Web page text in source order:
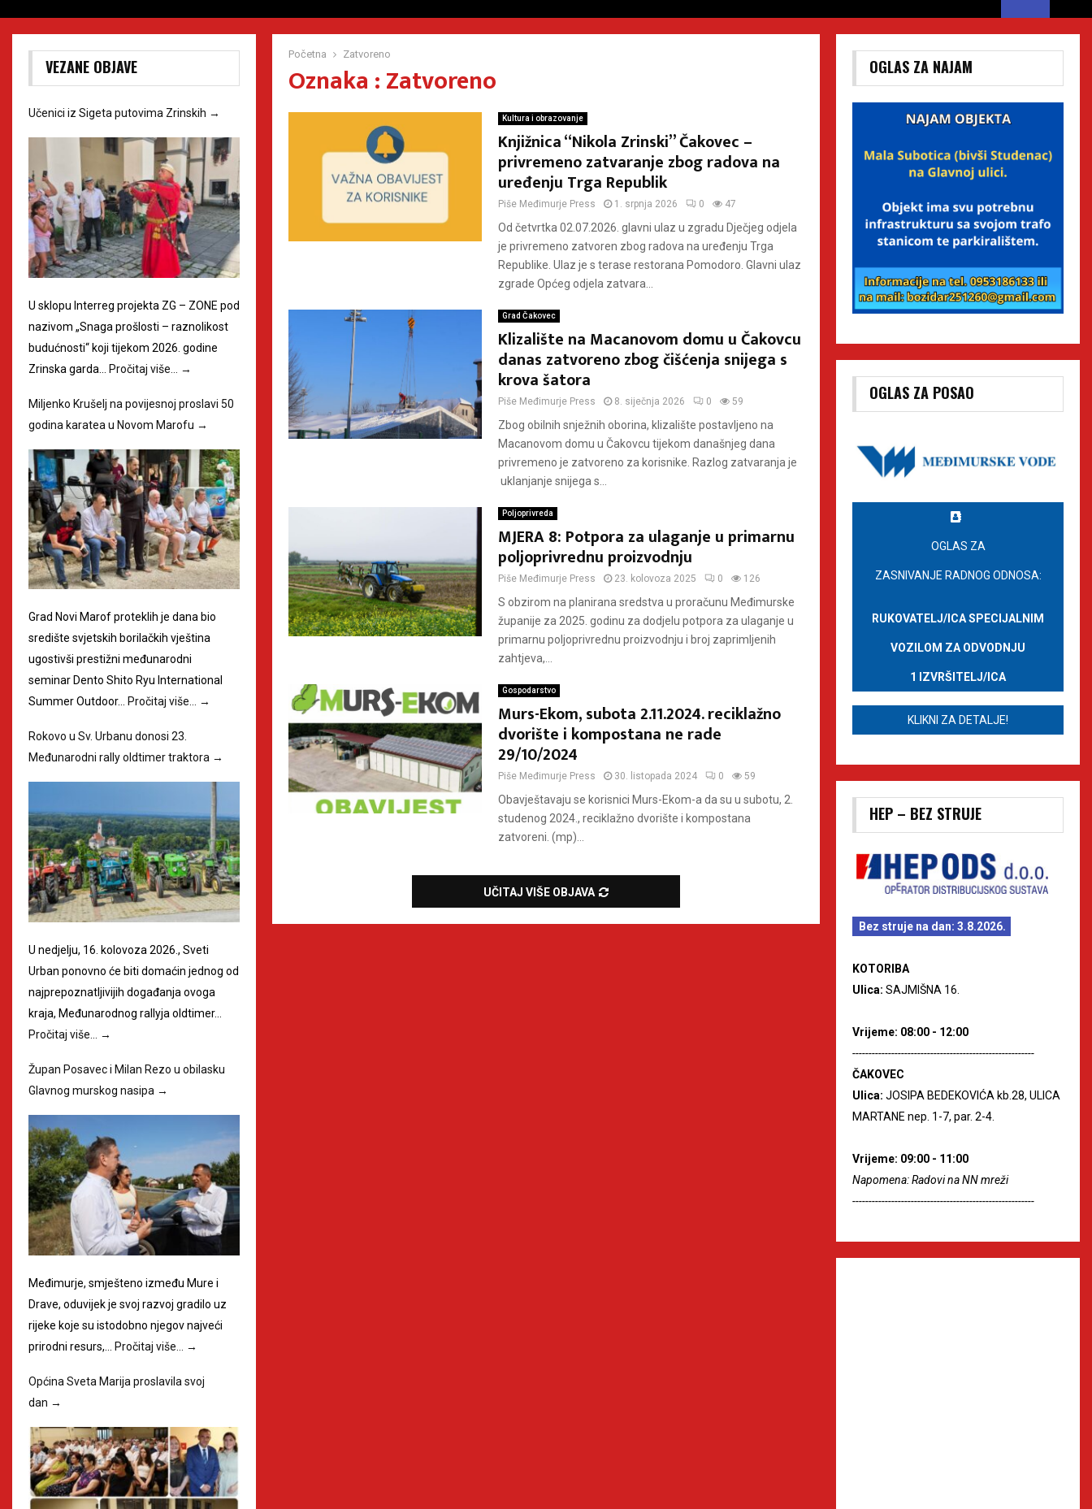
Početna Zatvoreno
Oznaka : Zatvoreno
Kultura i obrazovanje
Knjižnica “Nikola Zrinski” Čakovec –
privremeno zatvaranje zbog radova na
uređenju Trga Republik
Piše Međimurje Press 1. srpnja 2026 0 47
Od četvrtka 02.07.2026. glavni ulaz u zgradu Dječjeg odjela
je privremeno zatvoren zbog radova na uređenju Trga
Republike. Ulaz je s terase restorana Pomodoro. Glavni ulaz
zgrade Općeg odjela zatvara...
Grad Čakovec
Klizalište na Macanovom domu u Čakovcu
danas zatvoreno zbog čišćenja snijega s
krova šatora
Piše Međimurje Press 8. siječnja 2026 0 59
Zbog obilnih snježnih oborina, klizalište postavljeno na
Macanovom domu u Čakovcu tijekom današnjeg dana
privremeno je zatvoreno za korisnike. Razlog zatvaranja je
uklanjanje snijega s...
Poljoprivreda
MJERA 8: Potpora za ulaganje u primarnu
poljoprivrednu proizvodnju
Piše Međimurje Press 23. kolovoza 2025 0 126
S obzirom na planirana sredstva u proračunu Međimurske
županije za 2025. godinu za dodjelu potpora za ulaganje u
primarnu poljoprivrednu proizvodnju i broj zaprimljenih
zahtjeva,...
Gospodarstvo
Murs-Ekom, subota 2.11.2024. reciklažno
dvorište i kompostana ne rade
29/10/2024
Piše Međimurje Press 30. listopada 2024 0 59
Obavještavaju se korisnici Murs-Ekom-a da su u subotu, 2.
studenog 2024., reciklažno dvorište i kompostana
zatvoreni. (mp)...
UČITAJ VIŠE OBJAVA
VEZANE OBJAVE
Učenici iz Sigeta putovima Zrinskih →
U sklopu Interreg projekta ZG – ZONE pod
nazivom „Snaga prošlosti – raznolikost
budućnosti“ koji tijekom 2026. godine
Zrinska garda…
Pročitaj više… →
Miljenko Krušelj na povijesnoj proslavi 50
godina karatea u Novom Marofu →
Grad Novi Marof proteklih je dana bio
središte svjetskih borilačkih vještina
ugostivši prestižni međunarodni
seminar Dento Shito Ryu International
Summer Outdoor… Pročitaj više… →
Rokovo u Sv. Urbanu donosi 23.
Međunarodni rally oldtimer traktora →
U nedjelju, 16. kolovoza 2026., Sveti
Urban ponovno će biti domaćin jednog od
najprepoznatljivijih događanja ovoga
kraja, Međunarodnog rallyja oldtimer…
Pročitaj više…
→
Župan Posavec i Milan Rezo u obilasku
Glavnog murskog nasipa →
Međimurje, smješteno između Mure i
Drave, oduvijek je svoj razvoj gradilo uz
rijeke koje su istodobno njegov najveći
prirodni resurs,…
Pročitaj više… →
Općina Sveta Marija proslavila svoj
dan →
OGLAS ZA NAJAM
OGLAS ZA POSAO
OGLAS ZA
ZASNIVANJE RADNOG ODNOSA:
RUKOVATELJ/ICA SPECIJALNIM
VOZILOM ZA ODVODNJU
1 IZVRŠITELJ/ICA
KLIKNI ZA DETALJE!
HEP – BEZ STRUJE
Bez struje na dan: 3.8.2026.
KOTORIBA
Ulica: SAJMIŠNA 16.
Vrijeme: 08:00 - 12:00
--------------------------------------------------------
ČAKOVEC
Ulica: JOSIPA BEDEKOVIĆA kb.28, ULICA
MARTANE nep. 1-7, par. 2-4.
Vrijeme: 09:00 - 11:00
Napomena: Radovi na NN mreži
--------------------------------------------------------